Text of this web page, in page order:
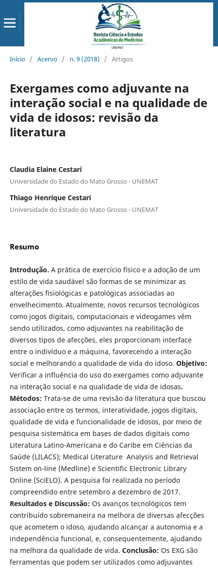
Início / Acervo / n. 9 (2018) / Artigos
Exergames como adjuvante na
interação social e na qualidade de
vida de idosos: revisão da
literatura
Claudia Elaine Cestari
Universidade do Estado do Mato Grosso - UNEMAT
Thiago Henrique Cestari
Universidade do Estado do Mato Grosso - UNEMAT
Resumo
Introdução. A prática de exercício físico e a adoção de um
estilo de vida saudável são formas de se minimizar as
alterações fisiológicas e patológicas associadas ao
envelhecimento. Atualmente, novos recursos tecnológicos
como jogos digitais, computacionais e videogames vêm
sendo utilizados, como adjuvantes na reabilitação de
diversos tipos de afecções, eles proporcionam interface
entre o indivíduo e a máquina, favorecendo a interação
social e melhorando a qualidade de vida do idoso. Objetivo:
Verificar a influência do uso do exergames como adjuvante
na interação social e na qualidade de vida de idosas.
Métodos: Trata-se de uma revisão da literatura que buscou
associação entre os termos, interatividade, jogos digitais,
qualidade de vida e funcionalidade de idosos, por meio de
pesquisa sistemática em bases de dados digitais como
Literatura Latino-Americana e do Caribe em Ciências da
Saúde (LILACS); Medical Literature Analysis and Retrieval
Sistem on-line (Medline) e Scientific Electronic Library
Online (SciELO). A pesquisa foi realizada no período
compreendido entre setembro a dezembro de 2017.
Resultados e Discussão: Os avanços tecnológicos tem
contribuído sobremaneira na melhora de diversas afecções
que acometem o idoso, ajudando alcançar a autonomia e a
independência funcional, e, consequentemente, ajudando
na melhora da qualidade de vida. Conclusão: Os EXG são
ferramentas que podem ser utilizados como adjuvantes